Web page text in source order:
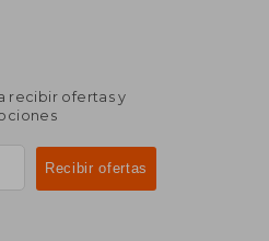
recibir ofertas y